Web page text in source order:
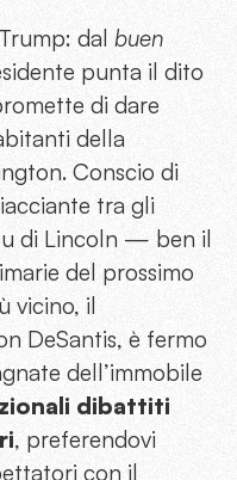
dal buen
punta il dito
di dare
della
Conscio di
tra gli
di Lincoln — ben il
del prossimo
vicino, il
DeSantis, è fermo
dell’immobile
dibattiti
, preferendovi
con il